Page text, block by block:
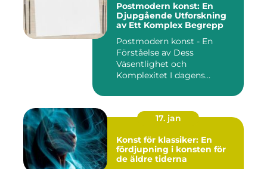
Postmodern konst: En
Djupgående Utforskning
av Ett Komplex Begrepp
Postmodern konst - En
Förståelse av Dess
Väsentlighet och
Komplexitet I dagens
17. jan
Konst för klassiker: En
fördjupning i konsten för
de äldre tiderna